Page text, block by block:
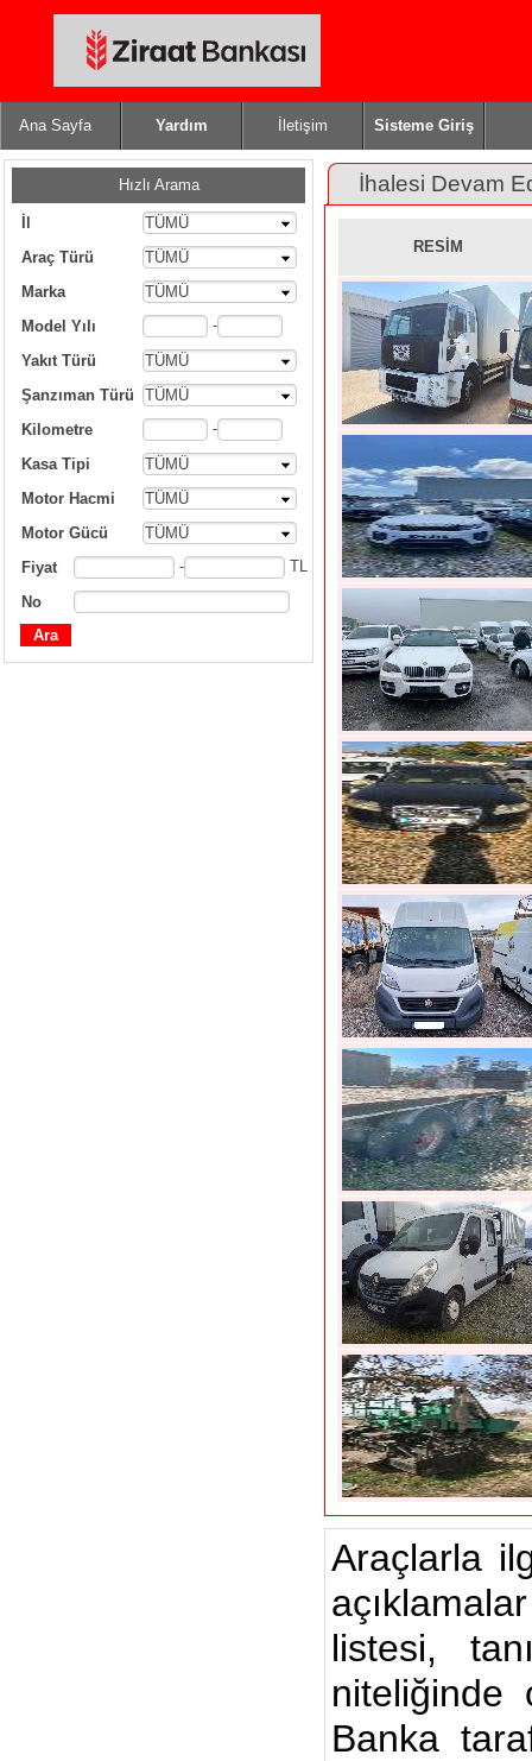
Ana Sayfa Yardım İletişim Sisteme Giriş
Hızlı Arama
TÜMÜ
Araç Türü
TÜMÜ
Marka
TÜMÜ
Model Yılı
-
Yakıt Türü
TÜMÜ
Şanzıman Türü
TÜMÜ
Kilometre
-
Kasa Tipi
TÜMÜ
Motor Hacmi
TÜMÜ
Motor Gücü
TÜMÜ
Fiyat
- TL
No
İhalesi Devam
RESİM
Araçlarla
listesi,
niteliğinde
Banka